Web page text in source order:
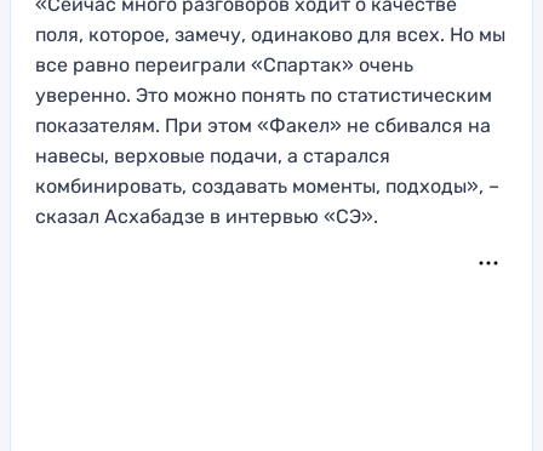
«Сейчас много разговоров ходит о качестве
поля, которое, замечу, одинаково для всех. Но мы
все равно переиграли «Спартак» очень
уверенно. Это можно понять по статистическим
показателям. При этом «Факел» не сбивался на
навесы, верховые подачи, а старался
комбинировать, создавать моменты, подходы», –
сказал Асхабадзе в интервью «СЭ».